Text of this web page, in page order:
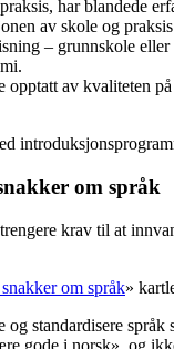
har blandede
av skole og
– grunnskole
av kvaliteten
om språk
krav til at
om språk»
standardisere
gode i norsk», og